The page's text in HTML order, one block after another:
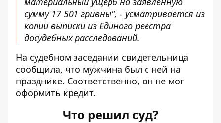
сумму 17 501 гривны", - усматривается из
копии выписки из Единого реестра
досудебных расследований.
На судебном заседании свидетельница
сообщила, что мужчина был с ней на
празднике. Соответственно, он не мог
оформить кредит.
Что решил суд?